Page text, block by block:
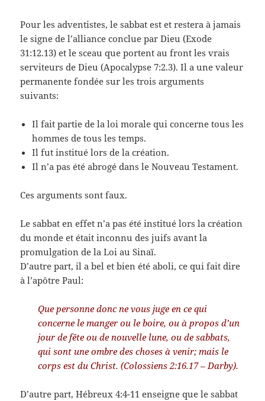
Pour les adventistes, le sabbat est et restera à jamais
le signe de l’alliance conclue par Dieu (Exode
31:12.13) et le sceau que portent au front les vrais
serviteurs de Dieu (Apocalypse 7:2.3). Il a une valeur
permanente fondée sur les trois arguments
suivants:
Il fait partie de la loi morale qui concerne tous les
hommes de tous les temps.
Il fut institué lors de la création.
Il n’a pas été abrogé dans le Nouveau Testament.
Ces arguments sont faux.
Le sabbat en effet n’a pas été institué lors la création
du monde et était inconnu des juifs avant la
promulgation de la Loi au Sinaï.
D’autre part, il a bel et bien été aboli, ce qui fait dire
à l’apôtre Paul:
Que personne donc ne vous juge en ce qui
concerne le manger ou le boire, ou à propos d’un
jour de fête ou de nouvelle lune, ou de sabbats,
qui sont une ombre des choses à venir; mais le
corps est du Christ. (Colossiens 2:16.17 – Darby).
D’autre part, Hébreux 4:4-11 enseigne que le sabbat